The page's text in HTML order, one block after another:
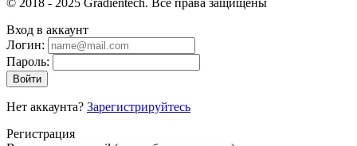
Вход в аккаунт
Логин:
Пароль:
Войти
Нет аккаунта? Зарегистрируйтесь
Регистрация